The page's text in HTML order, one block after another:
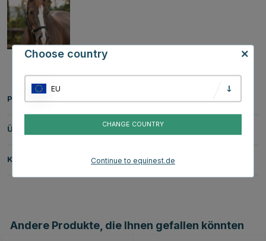
Produktinformationen
Über die Marke
Kundenbewertungen
Andere Produkte, die Ihnen gefallen könnten
Choose country
EU
CHANGE COUNTRY
Continue to equinest.de